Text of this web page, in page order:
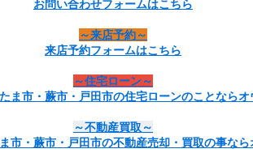
お問い合わせフォームはこちら
～来店予約～
来店予約フォームはこちら
～住宅ローン～
ま市・蕨市・戸田市の住宅ローンのことならオ
～不動産買取～
市・蕨市・戸田市の不動産売却・買取の事なら